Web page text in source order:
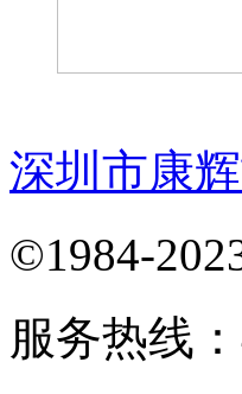
深圳市康
©1984-
服务热线